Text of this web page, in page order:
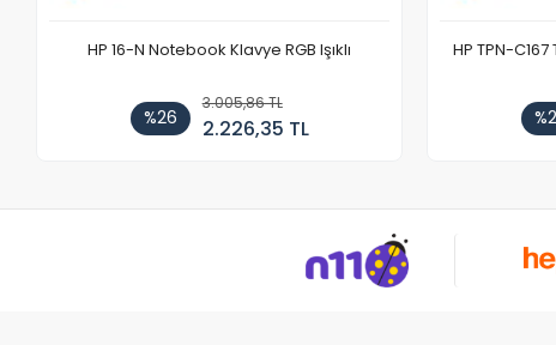
HP 16-N Notebook Klavye RGB Işıklı
%26
3.005,86 TL
2.226,35 TL
HP TPN-